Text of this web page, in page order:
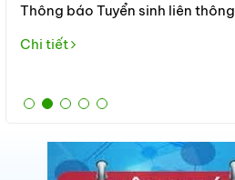
Thông báo Tuyển sinh liên thông
Chi tiết